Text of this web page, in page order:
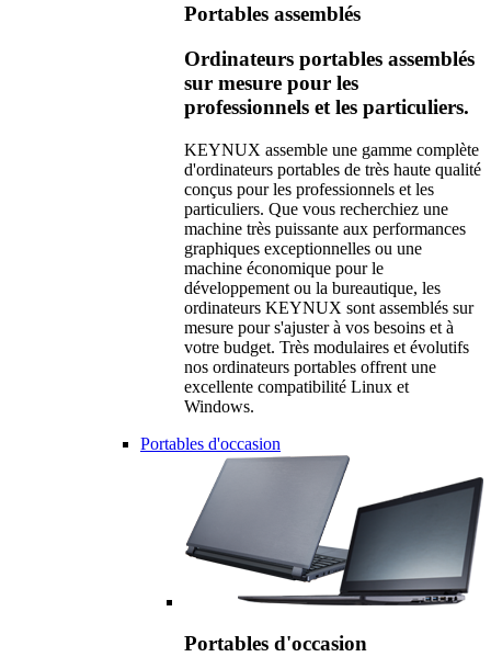
Portables assemblés
Ordinateurs portables assemblés
sur mesure pour les
professionnels et les particuliers.
KEYNUX assemble une gamme complète
d'ordinateurs portables de très haute qualité
conçus pour les professionnels et les
particuliers. Que vous recherchiez une
machine très puissante aux performances
graphiques exceptionnelles ou une
machine économique pour le
développement ou la bureautique, les
ordinateurs KEYNUX sont assemblés sur
mesure pour s'ajuster à vos besoins et à
votre budget. Très modulaires et évolutifs
nos ordinateurs portables offrent une
excellente compatibilité Linux et
Windows.
Portables d'occasion
Portables d'occasion